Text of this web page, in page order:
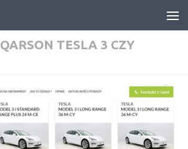
QARSON TESLA 3 CZY